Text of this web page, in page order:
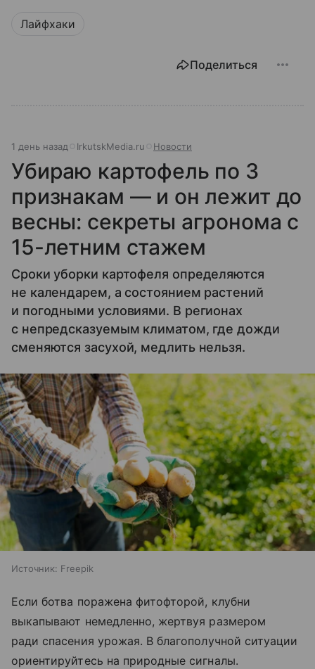
Лайфхаки
Поделиться
1 день назад IrkutskMedia.ru Новости
Убираю картофель по 3
признакам — и он лежит до
весны: секреты агронома с
15-летним стажем
Сроки уборки картофеля определяются
не календарем, а состоянием растений
и погодными условиями. В регионах
с непредсказуемым климатом, где дожди
сменяются засухой, медлить нельзя.
Источник: Freepik
Если ботва поражена фитофторой, клубни
выкапывают немедленно, жертвуя размером
ради спасения урожая. В благополучной ситуации
ориентируйтесь на природные сигналы.